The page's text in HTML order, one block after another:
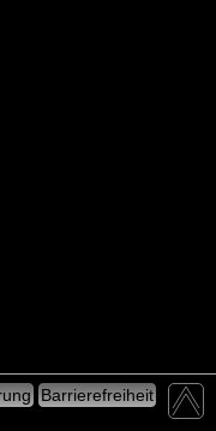
Barrierefreiheit